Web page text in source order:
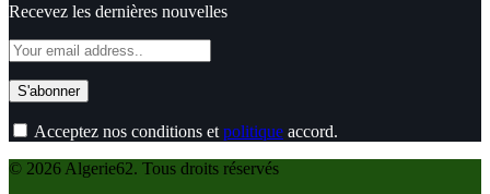
Recevez les dernières nouvelles
Acceptez nos conditions et politique accord.
© 2026 Algerie62. Tous droits réservés